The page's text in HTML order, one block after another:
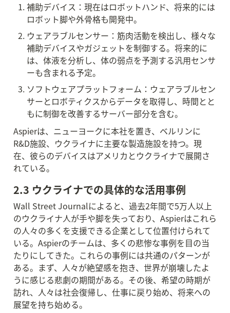
補助デバイス：現在はロボットハンド、将来的には
ロボット脚や外骨格も開発中。
ウェアラブルセンサー：筋肉活動を検出し、様々な
補助デバイスやガジェットを制御する。将来的に
は、体液を分析し、体の弱点を予測する汎用センサ
ーも含まれる予定。
ソフトウェアプラットフォーム：ウェアラブルセン
サーとロボティクスからデータを取得し、時間とと
もに制御を改善するサーバー部分を含む。
Aspierは、ニューヨークに本社を置き、ベルリンに
R&D施設、ウクライナに主要な製造施設を持つ。現
在、彼らのデバイスはアメリカとウクライナで展開さ
れている。
2.3 ウクライナでの具体的な活用事例
Wall Street Journalによると、過去2年間で5万人以上
のウクライナ人が手や脚を失っており、Aspierはこれら
の人々の多くを支援できる企業として位置付けられて
いる。Aspierのチームは、多くの悲惨な事例を目の当
たりにしてきた。これらの事例には共通のパターンが
ある。まず、人々が絶望感を抱き、世界が崩壊したよ
うに感じる悲劇の期間がある。その後、希望の時期が
訪れ、人々は社会復帰し、仕事に戻り始め、将来への
展望を持ち始める。